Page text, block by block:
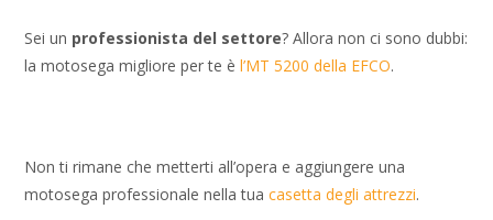
Sei un professionista del settore? Allora non ci sono dubbi:
la motosega migliore per te èl’MT 5200 della EFCO.
Non ti rimane che metterti all’opera e aggiungere una
motosega professionale nella tuacasetta degli attrezzi.